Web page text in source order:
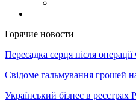
Горячие новости
Пересадка серця після
Свідоме гальмування грошей
Український бізнес в